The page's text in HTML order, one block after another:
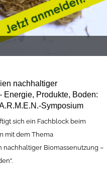
nachhaltiger
Energie, Produkte, Boden:
Symposium
sich ein Fachblock beim
mit dem Thema
nachhaltiger Biomassenutzung –